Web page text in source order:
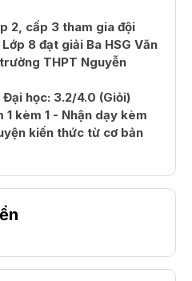
2, cấp 3 tham gia đội
8 đạt giải Ba HSG Văn
THPT Nguyễn
học: 3.2/4.0 (Giỏi)
1 kèm 1 - Nhận dạy kèm
kiến thức từ cơ bản